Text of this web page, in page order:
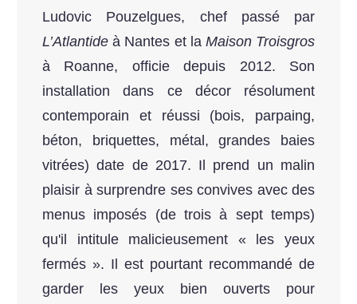
Ludovic Pouzelgues, chef passé par
L’Atlantide à Nantes et la Maison Troisgros
à Roanne, officie depuis 2012. Son
installation dans ce décor résolument
contemporain et réussi (bois, parpaing,
béton, briquettes, métal, grandes baies
vitrées) date de 2017. Il prend un malin
plaisir à surprendre ses convives avec des
menus imposés (de trois à sept temps)
qu'il intitule malicieusement « les yeux
fermés ». Il est pourtant recommandé de
garder les yeux bien ouverts pour